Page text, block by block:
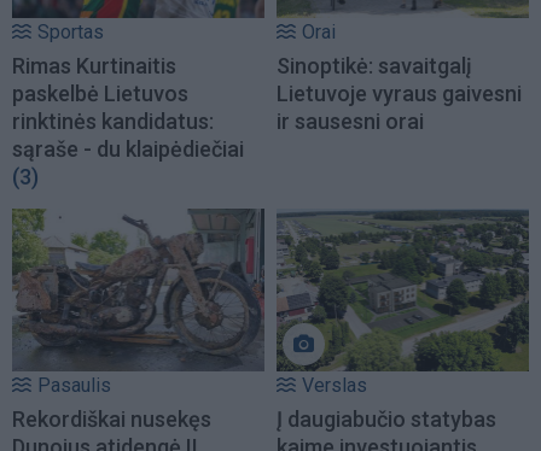
Sportas
Rimas Kurtinaitis
paskelbė Lietuvos
rinktinės kandidatus:
sąraše - du klaipėdiečiai
(3)
Orai
Sinoptikė: savaitgalį
Lietuvoje vyraus gaivesni
ir sausesni orai
Pasaulis
Rekordiškai nusekęs
Verslas
Į daugiabučio statybas